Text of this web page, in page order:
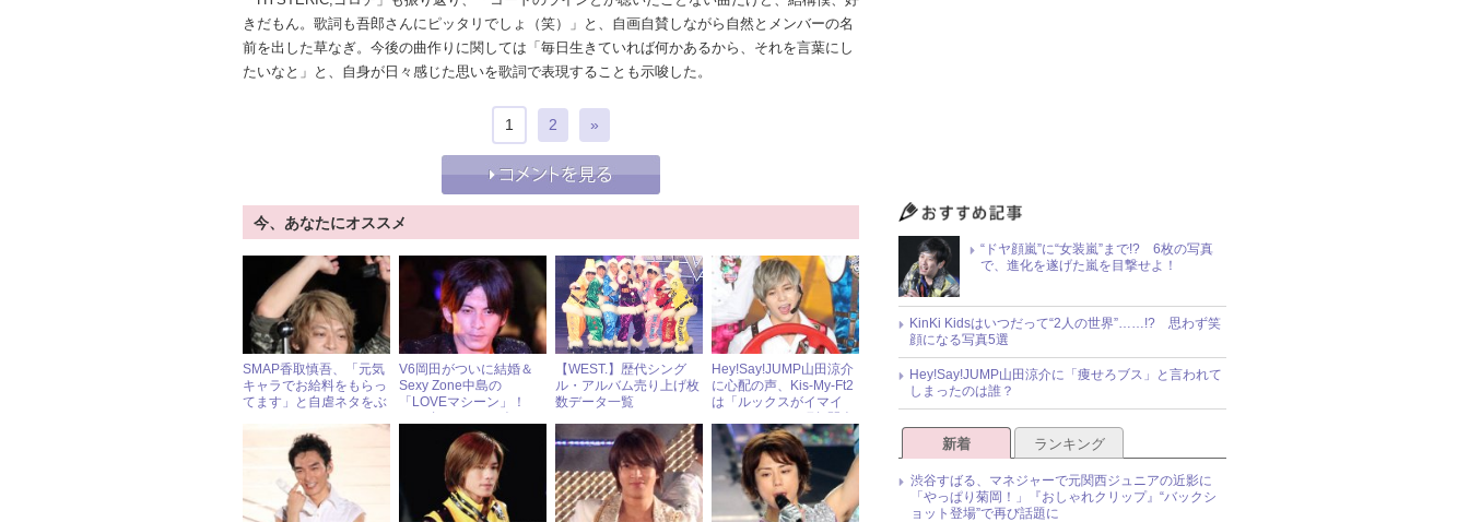
きだもん。歌詞も吾郎さんにピッタリでしょ（笑）」と、自画自賛しながら自然とメンバーの名
前を出した草なぎ。今後の曲作りに関しては「毎日生きていれば何かあるから、それを言葉にし
たいなと」と、自身が日々感じた思いを歌詞で表現することも示唆した。
1 2 »
今、あなたにオススメ
SMAP香取慎吾、「元気
キャラでお給料をもらっ
てます」と自虐ネタをぶ
V6岡田がついに結婚＆
Sexy Zone中島の
「LOVEマシーン」！
ース（10～12月）
【WEST.】歴代シング
ル・アルバム売り上げ枚
数データ一覧
Hey!Say!JUMP山田涼介
に心配の声、Kis-My-Ft2
は「ルックスがイマイ
気記事10位～6位
“ドヤ顔嵐”に“女装嵐”まで!? 6枚の写真
で、進化を遂げた嵐を目撃せよ！
KinKi Kidsはいつだって“2人の世界”……!? 思わず笑
顔になる写真5選
Hey!Say!JUMP山田涼介に「痩せろブス」と言われて
しまったのは誰？
新着 ランキング
渋谷すばる、マネジャーで元関西ジュニアの近影に
「やっぱり菊岡！」『おしゃれクリップ』“バックシ
ョット登場”で再び話題に